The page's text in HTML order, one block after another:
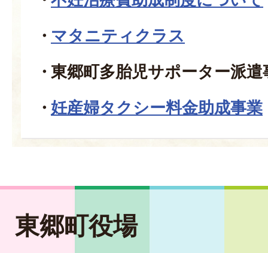
マタニティクラス
東郷町多胎児サポーター派遣
妊産婦タクシー料金助成事業
東郷町役場